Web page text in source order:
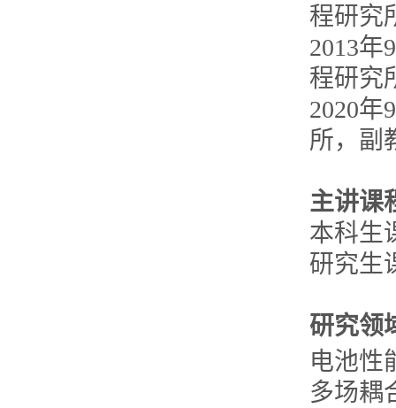
程研究
2013年
程研究
2020年
所，副
主讲课
本科生
研究生
研究领
电池性
多场耦